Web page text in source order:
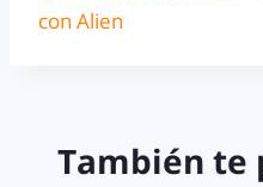
con Alien
También te